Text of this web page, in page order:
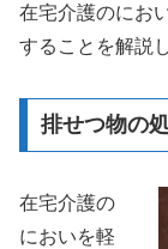
在宅介護のにお
することを解説
排せつ物の
在宅介護の
においを軽